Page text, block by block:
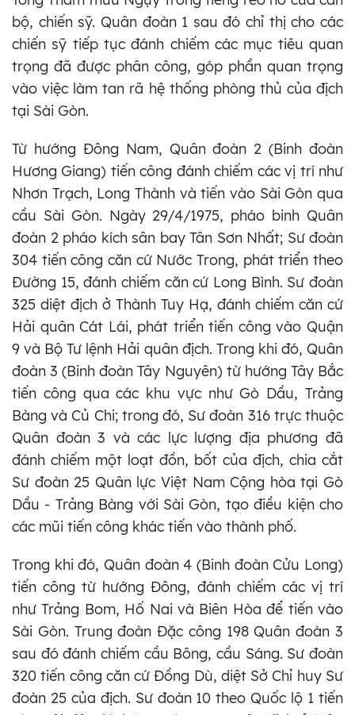
bộ, chiến sỹ. Quân đoàn 1 sau đó chỉ thị cho các
chiến sỹ tiếp tục đánh chiếm các mục tiêu quan
trọng đã được phân công, góp phần quan trọng
vào việc làm tan rã hệ thống phòng thủ của địch
tại Sài Gòn.
Từ hướng Đông Nam, Quân đoàn 2 (Binh đoàn
Hương Giang) tiến công đánh chiếm các vị trí như
Nhơn Trạch, Long Thành và tiến vào Sài Gòn qua
cầu Sài Gòn. Ngày 29/4/1975, pháo binh Quân
đoàn 2 pháo kích sân bay Tân Sơn Nhất; Sư đoàn
304 tiến công căn cứ Nước Trong, phát triển theo
Đường 15, đánh chiếm căn cứ Long Bình. Sư đoàn
325 diệt địch ở Thành Tuy Hạ, đánh chiếm căn cứ
Hải quân Cát Lái, phát triển tiến công vào Quận
9 và Bộ Tư lệnh Hải quân địch. Trong khi đó, Quân
đoàn 3 (Binh đoàn Tây Nguyên) từ hướng Tây Bắc
tiến công qua các khu vực như Gò Dầu, Trảng
Bàng và Củ Chi; trong đó, Sư đoàn 316 trực thuộc
Quân đoàn 3 và các lực lượng địa phương đã
đánh chiếm một loạt đồn, bốt của địch, chia cắt
Sư đoàn 25 Quân lực Việt Nam Cộng hòa tại Gò
Dầu - Trảng Bàng với Sài Gòn, tạo điều kiện cho
các mũi tiến công khác tiến vào thành phố.
Trong khi đó, Quân đoàn 4 (Binh đoàn Cửu Long)
tiến công từ hướng Đông, đánh chiếm các vị trí
như Trảng Bom, Hố Nai và Biên Hòa để tiến vào
Sài Gòn. Trung đoàn Đặc công 198 Quân đoàn 3
sau đó đánh chiếm cầu Bông, cầu Sáng. Sư đoàn
320 tiến công căn cứ Đồng Dù, diệt Sở Chỉ huy Sư
đoàn 25 của địch. Sư đoàn 10 theo Quốc lộ 1 tiến